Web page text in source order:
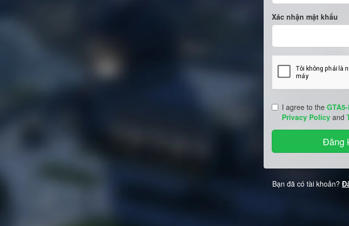
Xác nhận mật khẩu
I agree to the
Privacy Policy and
Bạn đã có tài khoản?